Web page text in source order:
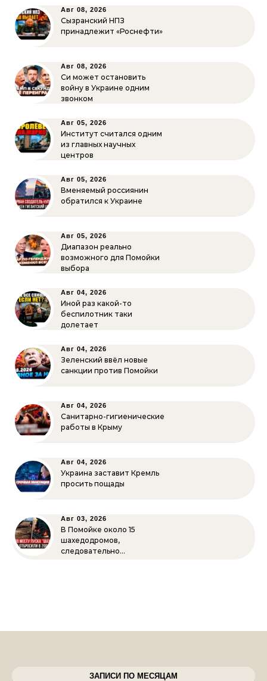
Авг 08, 2026
Сызранский НПЗ
принадлежит «Роснефти»
Авг 08, 2026
Си может остановить
войну в Украине одним
звонком
Авг 05, 2026
Институт считался одним
из главных научных
центров
Авг 05, 2026
Вменяемый россиянин
обратился к Украине
Авг 05, 2026
Диапазон реально
возможного для Помойки
выбора
Авг 04, 2026
Иной раз какой-то
беспилотник таки
долетает
Авг 04, 2026
Зеленский ввёл новые
санкции против Помойки
Авг 04, 2026
Санитарно-гигиенические
работы в Крыму
Авг 04, 2026
Украина заставит Кремль
просить пощады
Авг 03, 2026
В Помойке около 15
шахедодромов,
следовательно…
ЗАПИСИ ПО МЕСЯЦАМ